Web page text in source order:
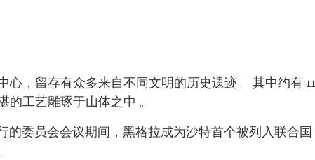
，留存有众多来自不同文明的历史遗迹。 其中约有
工艺雕琢于山体之中 。
的委员会会议期间，黑格拉成为沙特首个被列入联合国